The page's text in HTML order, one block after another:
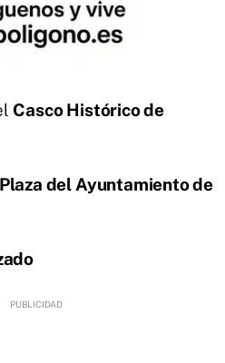
Casco Histórico de
Plaza del Ayuntamiento de